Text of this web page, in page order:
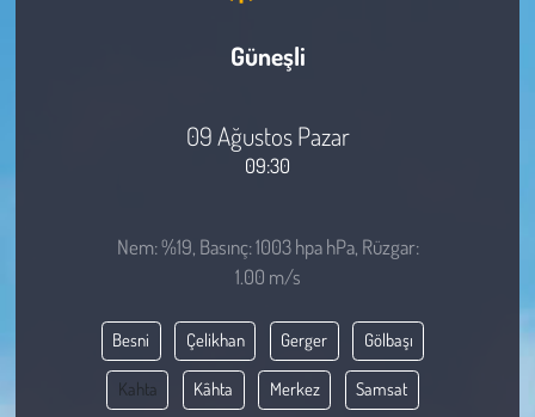
Güneşli
09 Ağustos Pazar
09:30
Nem: %19, Basınç: 1003 hpa hPa, Rüzgar:
1.00 m/s
Besni Çelikhan Gerger Gölbaşı
Kahta Kâhta Merkez Samsat
Hayvan Hakları
Çevre